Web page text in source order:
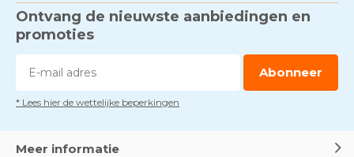
Ontvang de nieuwste aanbiedingen en
promoties
Abonneer
* Lees hier de wettelijke beperkingen
Meer informatie